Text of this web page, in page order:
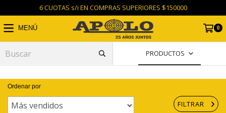
6 CUOTAS s/i EN COMPRAS SUPERIORES $150000
MENÚ 0
PRODUCTOS
Ordenar por
FILTRAR